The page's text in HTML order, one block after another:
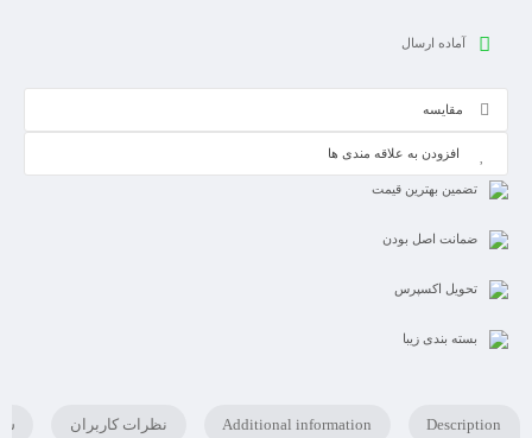
آماده ارسال
مقایسه
افزودن به علاقه مندی ها
تضمین بهترین قیمت
ضمانت اصل بودن
تحویل اکسپرس
بسته بندی زیبا
Description
Additional information نظرات کاربران